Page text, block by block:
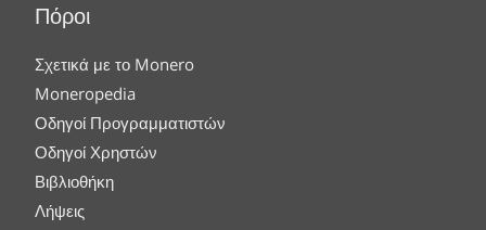
Πόροι
Σχετικά με το Monero
Moneropedia
Οδηγοί Προγραμματιστών
Οδηγοί Χρηστών
Βιβλιοθήκη
Λήψεις